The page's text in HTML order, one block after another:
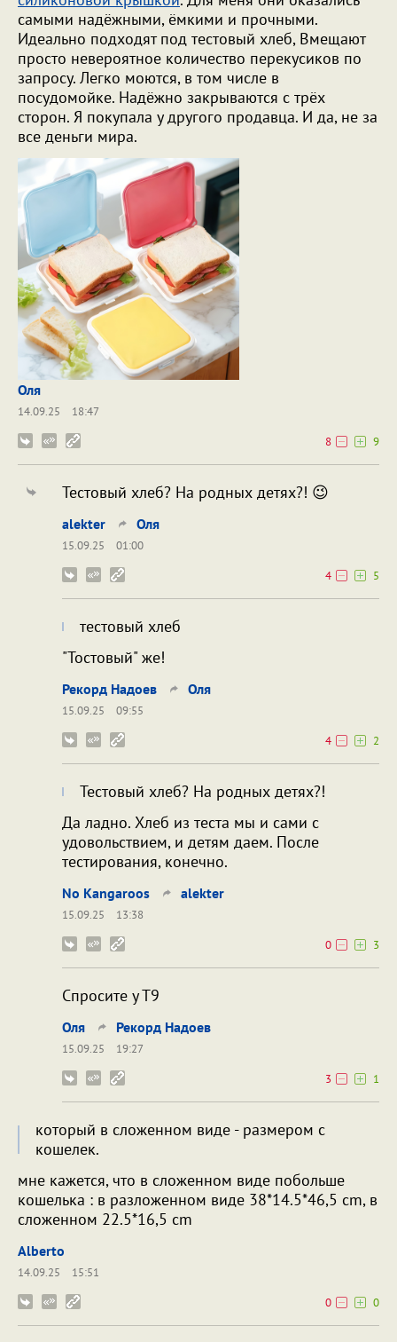
самыми надёжными, ёмкими и прочными.
Идеально подходят под тестовый хлеб, Вмещают
просто невероятное количество перекусиков по
запросу. Легко моются, в том числе в
посудомойке. Надёжно закрываются с трёх
сторон. Я покупала у другого продавца. И да, не за
все деньги мира.
Оля
14.09.25
18:47
8
9
Тестовый хлеб? На родных детях?! 😉
alekter Оля
15.09.25
01:00
4
5
тестовый хлеб
"Тостовый" же!
Рекорд Надоев Оля
15.09.25
09:55
4
2
Тестовый хлеб? На родных детях?!
Да ладно. Хлеб из теста мы и сами с
удовольствием, и детям даем. После
тестирования, конечно.
No Kangaroos alekter
15.09.25
13:38
0
3
Спросите у Т9
Оля Рекорд Надоев
15.09.25
19:27
3
1
который в сложенном виде - размером с
кошелек.
мне кажется, что в сложенном виде побольше
кошелька : в разложенном виде 38*14.5*46,5 cm, в
сложенном 22.5*16,5 cm
Alberto
14.09.25
15:51
0
0